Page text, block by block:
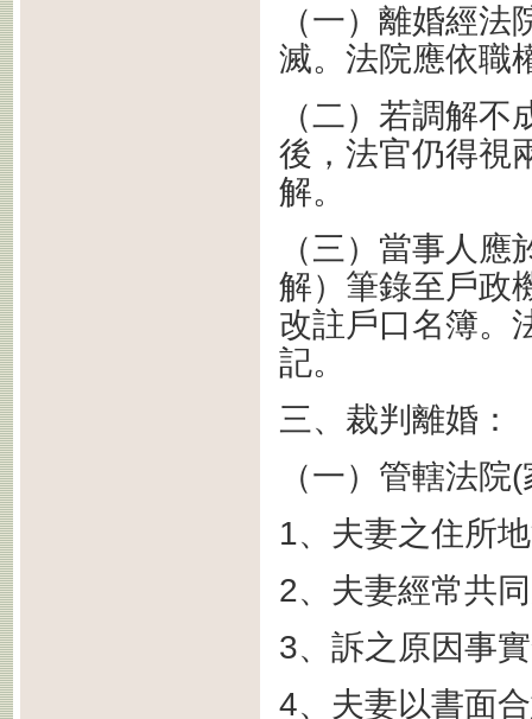
（一）離婚經
滅。法院應依職
（二）若調解
後，法官仍得視
解。
（三）當事人
解）筆錄至戶政
改註戶口名簿。
記。
三、裁判離婚：
（一）管轄法
1、夫妻之住所
2、夫妻經常共
3、訴之原因事
4、夫妻以書面